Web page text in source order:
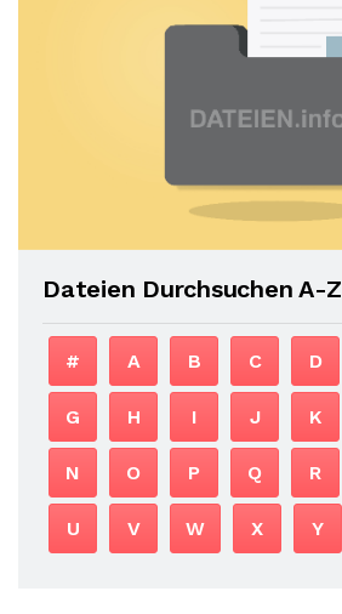
Dateien Durchsuchen A-Z
# A B C D
G H I J K
N O P Q R
U V W X Y